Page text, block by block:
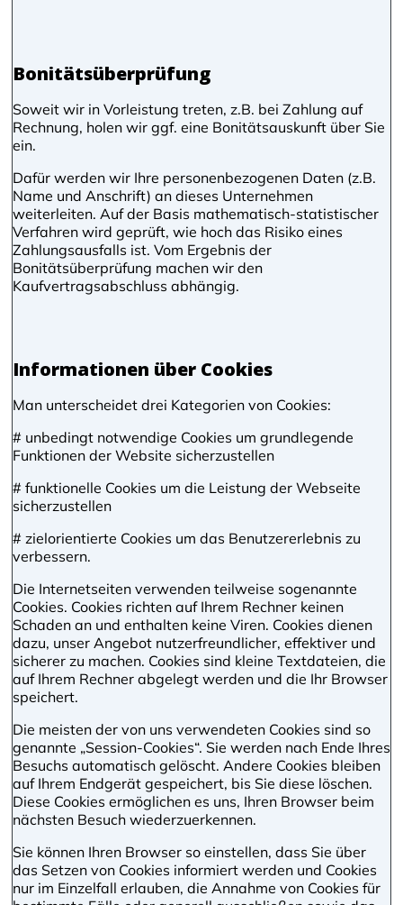
Bonitätsüberprüfung
Soweit wir in Vorleistung treten, z.B. bei Zahlung auf
Rechnung, holen wir ggf. eine Bonitätsauskunft über Sie
ein.
Dafür werden wir Ihre personenbezogenen Daten (z.B.
Name und Anschrift) an dieses Unternehmen
weiterleiten. Auf der Basis mathematisch-statistischer
Verfahren wird geprüft, wie hoch das Risiko eines
Zahlungsausfalls ist. Vom Ergebnis der
Bonitätsüberprüfung machen wir den
Kaufvertragsabschluss abhängig.
Informationen über Cookies
Man unterscheidet drei Kategorien von Cookies:
# unbedingt notwendige Cookies um grundlegende
Funktionen der Website sicherzustellen
# funktionelle Cookies um die Leistung der Webseite
sicherzustellen
# zielorientierte Cookies um das Benutzererlebnis zu
verbessern.
Die Internetseiten verwenden teilweise sogenannte
Cookies. Cookies richten auf Ihrem Rechner keinen
Schaden an und enthalten keine Viren. Cookies dienen
dazu, unser Angebot nutzerfreundlicher, effektiver und
sicherer zu machen. Cookies sind kleine Textdateien, die
auf Ihrem Rechner abgelegt werden und die Ihr Browser
speichert.
Die meisten der von uns verwendeten Cookies sind so
genannte „Session-Cookies“. Sie werden nach Ende Ihres
Besuchs automatisch gelöscht. Andere Cookies bleiben
auf Ihrem Endgerät gespeichert, bis Sie diese löschen.
Diese Cookies ermöglichen es uns, Ihren Browser beim
nächsten Besuch wiederzuerkennen.
Sie können Ihren Browser so einstellen, dass Sie über
das Setzen von Cookies informiert werden und Cookies
nur im Einzelfall erlauben, die Annahme von Cookies für